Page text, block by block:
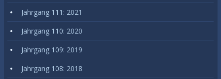
Jahrgang 111: 2021
Jahrgang 110: 2020
Jahrgang 109: 2019
Jahrgang 108: 2018